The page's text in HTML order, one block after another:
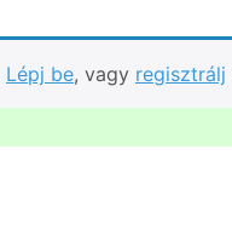
Lépj be, vagy regisztrálj